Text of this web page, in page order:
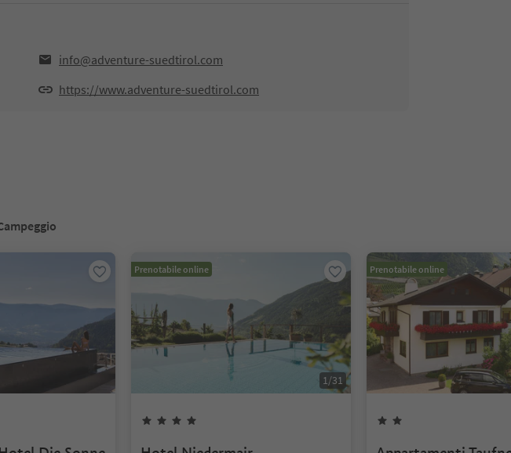
info@adventure-suedtirol.com
https://www.adventure-suedtirol.com
Prenotabile online
1/31
Prenotabile online